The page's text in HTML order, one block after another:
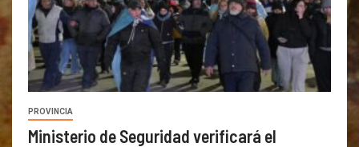
PROVINCIA
Ministerio de Seguridad verificará el